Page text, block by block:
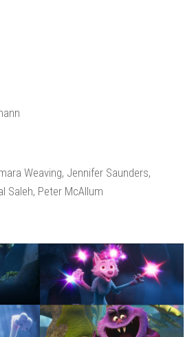
Weaving, Jennifer Saunders,
Saleh, Peter McAllum